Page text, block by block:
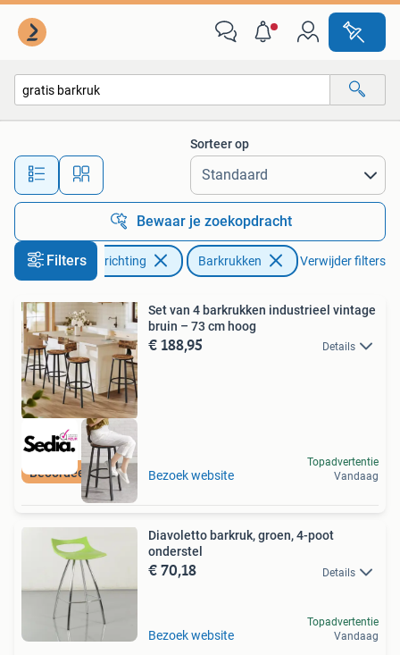
Alle afstanden…
Sorteer op
Bewaar je zoekopdracht
Filters
Huis en Inrichting Barkrukken Verwijder filters
Beoordeeld met 9+
Set van 4 barkrukken industrieel vintage
bruin – 73 cm hoog
€ 188,95 Details
Bezoek website
Topadvertentie
Vandaag
Diavoletto barkruk, groen, 4-poot
onderstel
€ 70,18 Details
Bezoek website
Topadvertentie
Vandaag